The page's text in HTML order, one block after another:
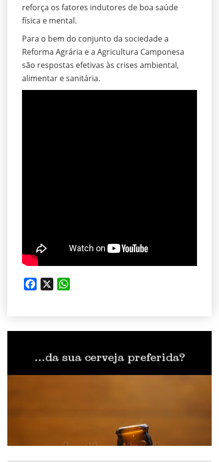
reforça os fatores indutores de boa saúde
física e mental.
Para o bem do conjunto da sociedade a
Reforma Agrária e a Agricultura Camponesa
são respostas efetivas às crises ambiental,
alimentar e sanitária.
Facebook